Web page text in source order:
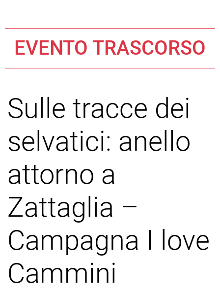
EVENTO TRASCORSO
Sulle tracce dei
selvatici: anello
attorno a
Zattaglia –
Campagna I love
Cammini